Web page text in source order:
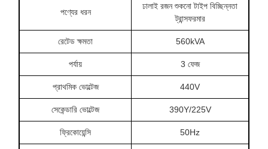
পণ্যের ধরন
ঢালাই রজন শুকনো টাইপ বিচ্ছিন্নতা
ট্রান্সফরমার
রেটেড ক্ষমতা 560kVA
পর্যায় 3 ফেজ
প্রাথমিক ভোল্টেজ 440V
সেকেন্ডারি ভোল্টেজ 390Y/225V
ফ্রিকোয়েন্সি 50Hz